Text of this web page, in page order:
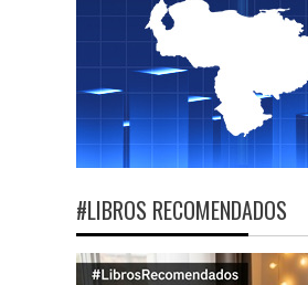
#LIBROS RECOMENDADOS